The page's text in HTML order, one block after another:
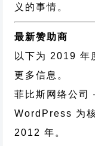
义的事情。
最新赞助商
以下为 2019 年
更多信息。
菲比斯网络公司
WordPress 为
2012 年。